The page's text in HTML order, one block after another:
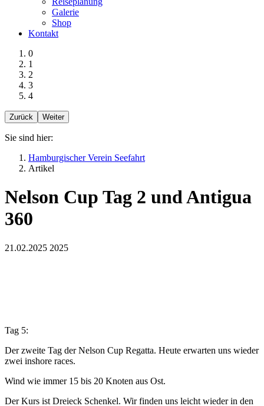
Galerie
Shop
Kontakt
0
1
2
3
4
Zurück Weiter
Sie sind hier:
Hamburgischer Verein Seefahrt
Artikel
Nelson Cup Tag 2 und Antigua
360
21.02.2025 2025
Tag 5:
Der zweite Tag der Nelson Cup Regatta. Heute erwarten uns wieder
zwei inshore races.
Wind wie immer 15 bis 20 Knoten aus Ost.
Der Kurs ist Dreieck Schenkel. Wir finden uns leicht wieder in den